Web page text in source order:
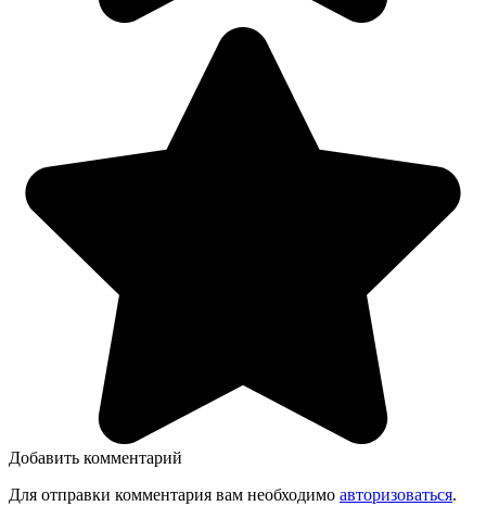
Добавить комментарий
Для отправки комментария вам необходимо авторизоваться.